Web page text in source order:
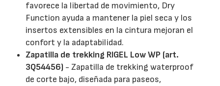
favorece la libertad de movimiento, Dry
Function ayuda a mantener la piel seca y los
insertos extensibles en la cintura mejoran el
confort y la adaptabilidad.
Zapatilla de trekking RIGEL Low WP (art.
3Q54456) - Zapatilla de trekking waterproof
de corte bajo, diseñada para paseos,